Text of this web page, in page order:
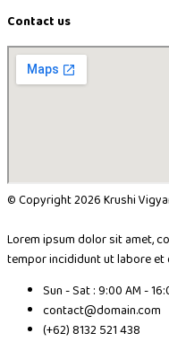
Contact us
© Copyright 2026 Krushi
Lorem ipsum dolor sit amet,
tempor incididunt ut labore et
Sun - Sat : 9:00 AM -
contact@domain.com
(+62) 8132 521 438